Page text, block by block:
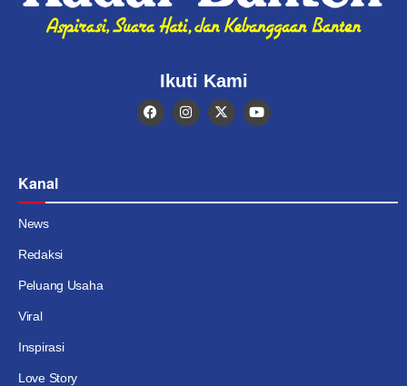
Ikuti Kami
Kanal
News
Redaksi
Peluang Usaha
Viral
Inspirasi
Love Story